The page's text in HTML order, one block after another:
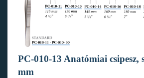
PC-010-13 Anatómiai csipesz,
mm